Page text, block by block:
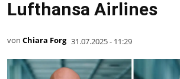
Lufthansa Airlines
von Chiara Forg 31.07.2025 - 11:29